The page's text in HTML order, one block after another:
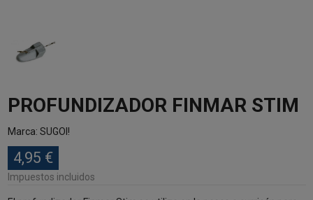
PROFUNDIZADOR FINMAR STIM
Marca: SUGOI!
4,95 €
Impuestos incluidos